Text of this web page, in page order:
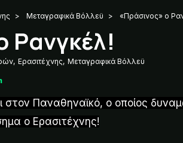
> Μεταγραφικά Βόλλεϋ > «Πράσινος» ο
Ρανγκέλ!
, Ερασιτέχνης, Μεταγραφικά Βόλλεϋ
στον Παναθηναϊκό, ο οποίος
ο Ερασιτέχνης!